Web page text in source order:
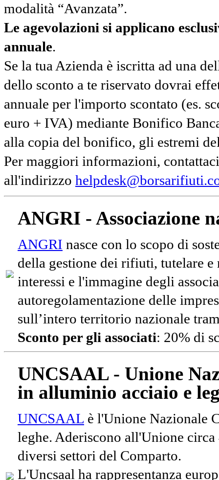
modalità “Avanzata”.
Le agevolazioni si applicano
annuale.
Se la tua Azienda è iscritta ad una
dello sconto a te riservato dovrai
annuale per l'importo scontato (es.
euro + IVA) mediante Bonifico
alla copia del bonifico, gli estremi
Per maggiori informazioni,
all'indirizzo
ANGRI - Associazione
ANGRI nasce con lo scopo di
della gestione dei rifiuti, tutelare e
interessi e l'immagine degli
autoregolamentazione delle
sull’intero territorio nazionale
Sconto per gli associati: 20% di
UNCSAAL - Unione
in alluminio acciaio e
UNCSAAL è l'Unione Nazionale
leghe. Aderiscono all'Unione
diversi settori del Comparto.
L'Uncsaal ha rappresentanza